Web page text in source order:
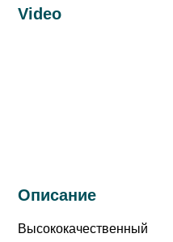
Video
Описание